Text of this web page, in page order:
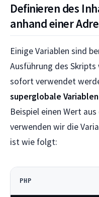
Definieren des
anhand einer
Einige Variablen sind
Ausführung des
sofort verwendet
superglobale Variablen
Beispiel einen Wert
verwenden wir die
ist wie folgt:
PHP